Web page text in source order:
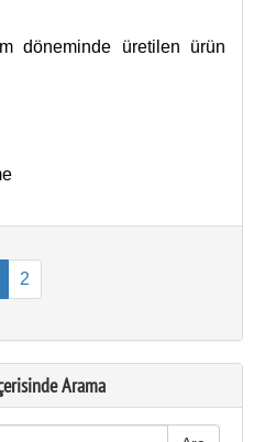
döneminde üretilen ürün
2
Arama